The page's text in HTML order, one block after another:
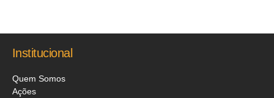
Institucional
Quem Somos
Ações